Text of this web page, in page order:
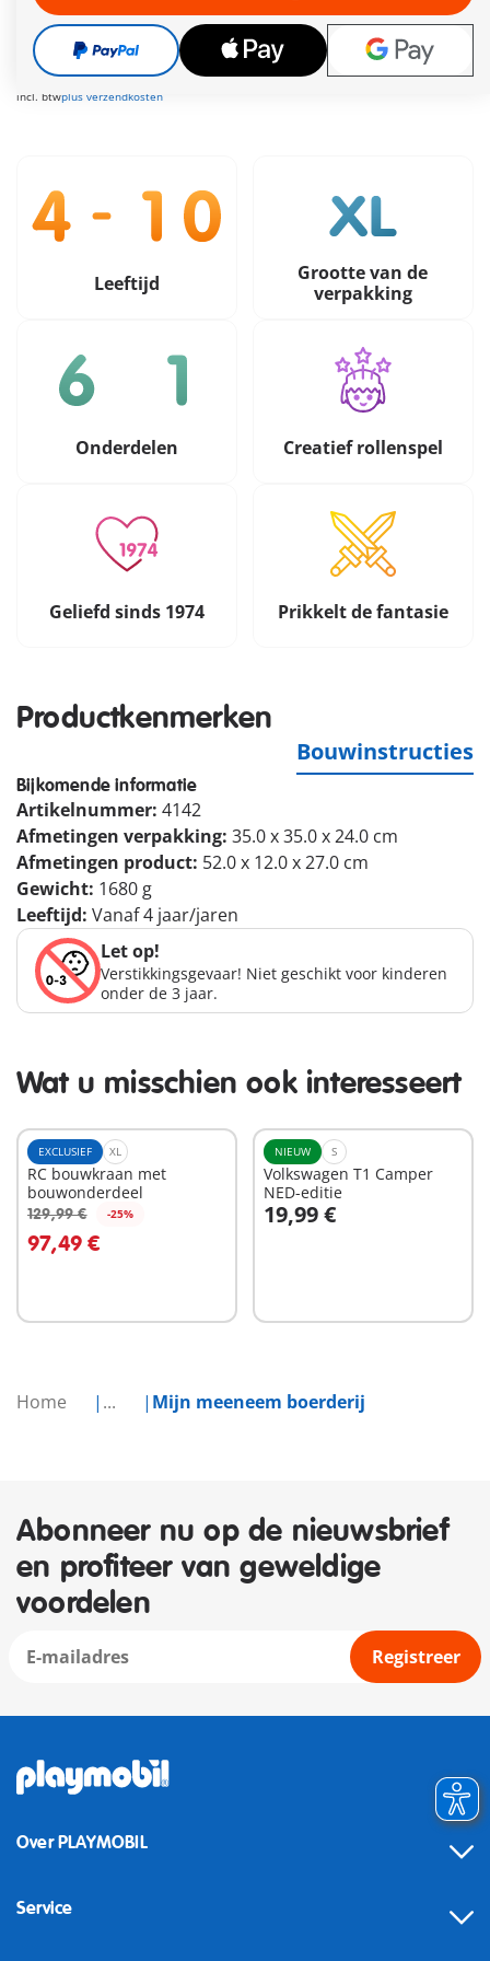
Home ... Mijn meeneem boerderij
Gratis verzending vanaf €30
59,99 € 44,99 € -25%
incl. btwplus verzendkosten
Leeftijd
Grootte van de
verpakking
Onderdelen Creatief rollenspel
Geliefd sinds 1974 Prikkelt de fantasie
Productkenmerken
Bouwinstructies
Bijkomende informatie
Artikelnummer: 4142
Afmetingen verpakking: 35.0 x 35.0 x 24.0 cm
Afmetingen product: 52.0 x 12.0 x 27.0 cm
Gewicht: 1680 g
Leeftijd: Vanaf 4 jaar/jaren
Let op!
Verstikkingsgevaar! Niet geschikt voor kinderen
onder de 3 jaar.
Wat u misschien ook interesseert
EXCLUSIEF XL
RC bouwkraan met
bouwonderdeel
129,99 € -25%
97,49 €
In winkelwagen
NIEUW S
Volkswagen T1 Camper
NED-editie
19,99 €
In winkelwagen
Abonneer nu op de nieuwsbrief
en profiteer van geweldige
voordelen
Registreer
Over PLAYMOBIL
Service